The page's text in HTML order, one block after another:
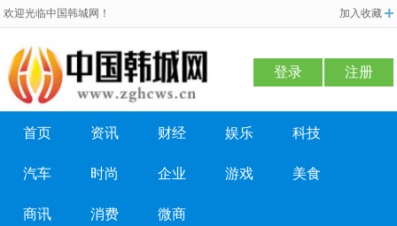
欢迎光临中国韩城网！ 加入收藏
登录 注册
首页 资讯 财经 娱乐 科技
汽车 时尚 企业 游戏 美食
商讯 消费 微商